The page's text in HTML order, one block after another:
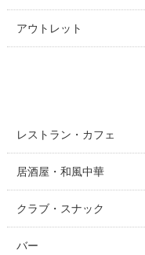
アウトレット
レストラン・カフェ
居酒屋・和風中華
クラブ・スナック
バー